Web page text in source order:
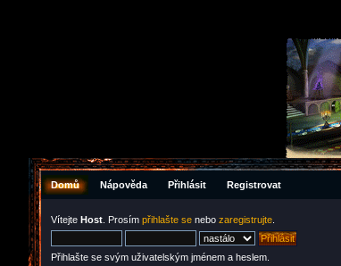
Domů Nápověda Přihlásit Registrovat
Vítejte Host . Prosím přihlašte se nebo zaregistrujte
Přihlašte se svým uživatelským jménem a heslem.